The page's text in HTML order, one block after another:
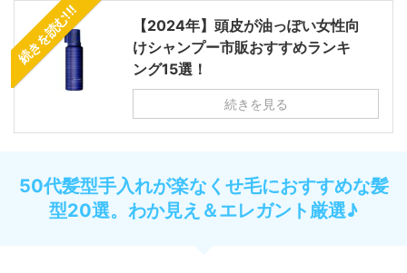
続きを読む!!!
【2024年】頭皮が油っぽい女性向
けシャンプー市販おすすめランキ
ング15選！
続きを見る
50代髪型手入れが楽なくせ毛におすすめな髪
型20選。わか見え＆エレガント厳選♪